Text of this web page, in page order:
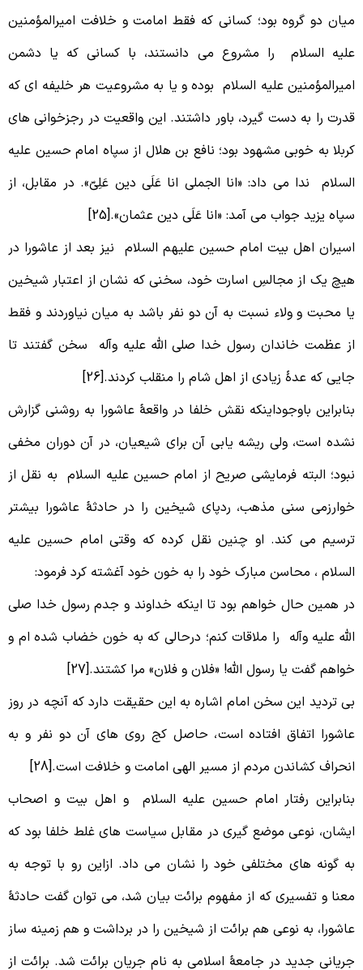
دو گروه بود؛ کسانی که فقط امامت و خلافت امیرالمؤمنین
السلام را مشروع می دانستند، با کسانی که یا دشمن
علیه السلام بوده و یا به مشروعیت هر خلیفه ای که
را به دست گیرد، باور داشتند. این واقعیت در رجزخوانی های
به خوبی مشهود بود؛ نافع بن هلال از سپاه امام حسین علیه
ندا می داد: «انا الجملی انا عَلَی دین عَلِیّ». در مقابل، از
یزید جواب می آمد: «انا عَلَی دین عثمان».[25]
اهل بیت امام حسین علیهم السلام نیز بعد از عاشورا در
یک از مجالسِ اسارت خود، سخنی که نشان از اعتبار شیخین
محبت و ولاء نسبت به آن دو نفر باشد به میان نیاوردند و فقط
عظمت خاندان رسول خدا صلی الله علیه وآله سخن گفتند تا
که عدۀ زیادی از اهل شام را منقلب کردند.[26]
باوجوداینکه نقش خلفا در واقعۀ عاشورا به روشنی گزارش
است، ولی ریشه یابی آن برای شیعیان، در آن دوران مخفی
البته فرمایشی صریح از امام حسین علیه السلام به نقل از
سنی مذهب، ردپای شیخین را در حادثۀ عاشورا بیشتر
می کند. او چنین نقل کرده که وقتی امام حسین علیه
، محاسن مبارک خود را به خون خود آغشته کرد فرمود:
همین حال خواهم بود تا اینکه خداوند و جدم رسول خدا صلی
علیه وآله را ملاقات کنم؛ درحالی که به خون خضاب شده ام و
گفت یا رسول الله! «فلان و فلان» مرا کشتند.[27]
تردید این سخن امام اشاره به این حقیقت دارد که آنچه در روز
اتفاق افتاده است، حاصل کج روی های آن دو نفر و به
کشاندن مردم از مسیر الهی امامت و خلافت است.[28]
رفتار امام حسین علیه السلام و اهل بیت و اصحاب
نوعی موضع گیری در مقابل سیاست های غلط خلفا بود که
گونه های مختلفی خود را نشان می داد. ازاین رو با توجه به
و تفسیری که از مفهوم برائت بیان شد، می توان گفت حادثۀ
به نوعی هم برائت از شیخین را در برداشت و هم زمینه ساز
جدید در جامعۀ اسلامی به نام جریان برائت شد. برائت از